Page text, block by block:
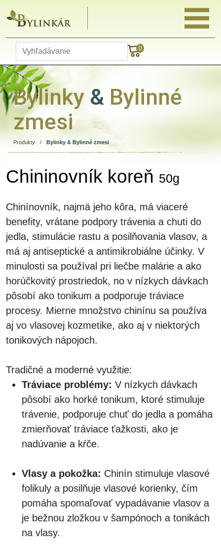
0
Bylinky & Bylinné
zmesi
Produkty / Bylinky & Bylinné zmesi
Chininovník koreň 50g
Chinínovník, najmä jeho kôra, má viaceré
benefity, vrátane podpory trávenia a chuti do
jedla, stimulácie rastu a posilňovania vlasov, a
má aj antiseptické a antimikrobiálne účinky. V
minulosti sa používal pri liečbe malárie a ako
horúčkovitý prostriedok, no v nízkych dávkach
pôsobí ako tonikum a podporuje tráviace
procesy. Mierne množstvo chinínu sa používa
aj vo vlasovej kozmetike, ako aj v niektorých
tonikových nápojoch.
Tradičné a moderné využitie:
Tráviace problémy: V nízkych dávkach
pôsobí ako horké tonikum, ktoré stimuluje
trávenie, podporuje chuť do jedla a pomáha
zmierňovať tráviace ťažkosti, ako je
nadúvanie a kŕče.
Vlasy a pokožka: Chinín stimuluje vlasové
folikuly a posilňuje vlasové korienky, čím
pomáha spomaľovať vypadávanie vlasov a
je bežnou zložkou v šampónoch a tonikách
na vlasy.